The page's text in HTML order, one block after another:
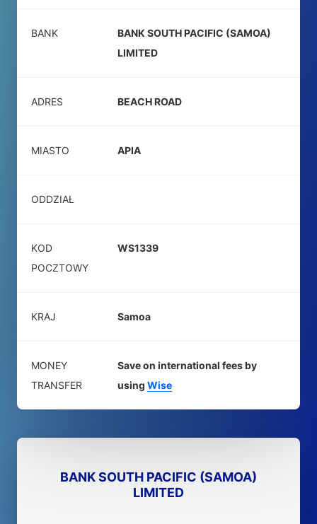
BANK
BANK SOUTH PACIFIC (SAMOA)
LIMITED
ADRES BEACH ROAD
MIASTO APIA
ODDZIAŁ
KOD
POCZTOWY
WS1339
KRAJ Samoa
MONEY
TRANSFER
Save on international fees by
using Wise
BANK SOUTH PACIFIC (SAMOA)
LIMITED